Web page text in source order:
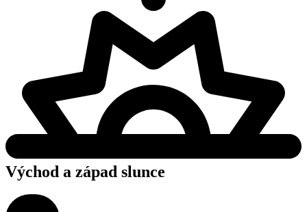
Východ a západ slunce